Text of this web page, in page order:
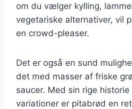
om du vælger kylling,
vegetariske alternativer, vil
en crowd-pleaser.
Det er også en sund
det med masser af friske
saucer. Med sin rige historie
variationer er pitabrød en